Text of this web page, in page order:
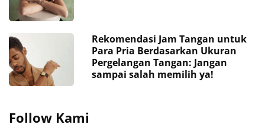
Rekomendasi Jam Tangan untuk
Para Pria Berdasarkan Ukuran
Pergelangan Tangan: Jangan
sampai salah memilih ya!
Follow Kami